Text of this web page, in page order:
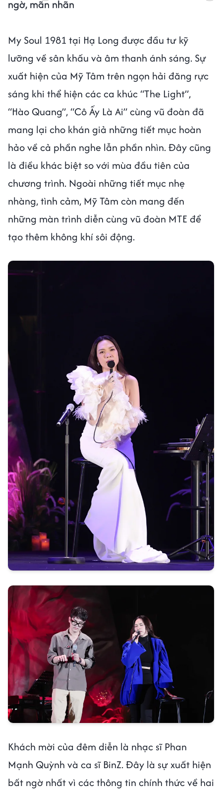
ngờ, mãn nhãn
My Soul 1981 tại Hạ Long được đầu tư kỹ
lưỡng về sân khấu và âm thanh ánh sáng. Sự
xuất hiện của Mỹ Tâm trên ngọn hải đăng rực
sáng khi thể hiện các ca khúc “The Light”,
“Hào Quang”, “Cô Ấy Là Ai” cùng vũ đoàn đã
mang lại cho khán giả những tiết mục hoàn
hảo về cả phần nghe lẫn phần nhìn. Đây cũng
là điều khác biệt so với mùa đầu tiên của
chương trình. Ngoài những tiết mục nhẹ
nhàng, tình cảm, Mỹ Tâm còn mang đến
những màn trình diễn cùng vũ đoàn MTE để
tạo thêm không khí sôi động.
Khách mời của đêm diễn là nhạc sĩ Phan
Mạnh Quỳnh và ca sĩ BinZ. Đây là sự xuất hiện
bất ngờ nhất vì các thông tin chính thức về hai